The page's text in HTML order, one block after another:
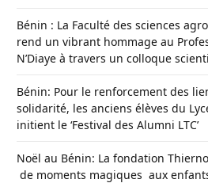
Bénin : La Faculté des sciences
rend un vibrant hommage au
N’Diaye à travers un colloque
Bénin: Pour le renforcement des
solidarité, les anciens élèves du
initient le ‘Festival des Alumni LTC’
Noël au Bénin: La fondation
de moments magiques aux